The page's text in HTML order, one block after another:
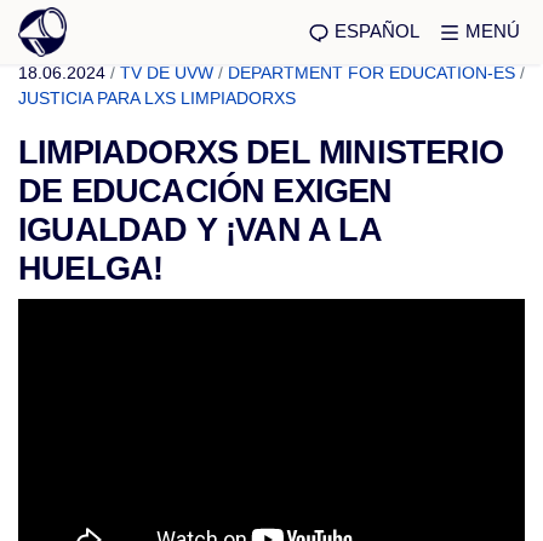
ESPAÑOL MENÚ
18.06.2024 / TV DE UVW / DEPARTMENT FOR EDUCATION-ES /
JUSTICIA PARA LXS LIMPIADORXS
LIMPIADORXS DEL MINISTERIO
DE EDUCACIÓN EXIGEN
IGUALDAD Y ¡VAN A LA
HUELGA!